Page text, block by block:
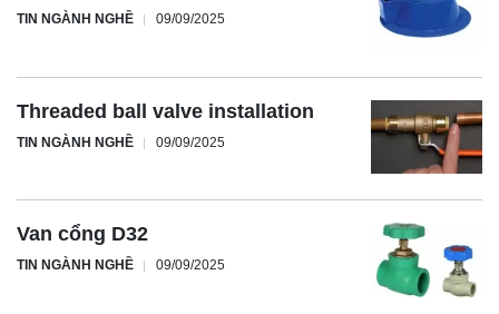
TIN NGÀNH NGHỀ 09/09/2025
Threaded ball valve installation
TIN NGÀNH NGHỀ 09/09/2025
Van cổng D32
TIN NGÀNH NGHỀ 09/09/2025